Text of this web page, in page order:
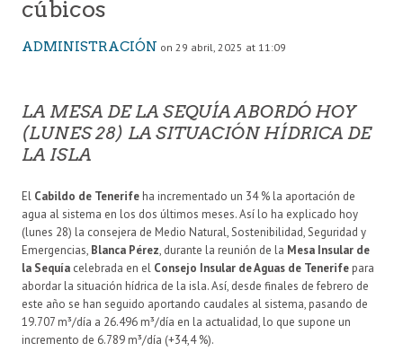
cúbicos
ADMINISTRACIÓN on 29 abril, 2025 at 11:09
LA MESA DE LA SEQUÍA ABORDÓ HOY
(LUNES 28) LA SITUACIÓN HÍDRICA DE
LA ISLA
El Cabildo de Tenerife ha incrementado un 34 % la aportación de
agua al sistema en los dos últimos meses. Así lo ha explicado hoy
(lunes 28) la consejera de Medio Natural, Sostenibilidad, Seguridad y
Emergencias, Blanca Pérez, durante la reunión de la Mesa Insular de
la Sequía celebrada en el Consejo Insular de Aguas de Tenerife para
abordar la situación hídrica de la isla. Así, desde finales de febrero de
este año se han seguido aportando caudales al sistema, pasando de
19.707 m³/día a 26.496 m³/día en la actualidad, lo que supone un
incremento de 6.789 m³/día (+34,4 %).